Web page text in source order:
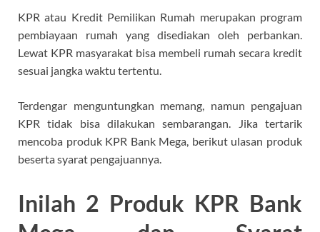
KPR atau Kredit Pemilikan Rumah merupakan program
pembiayaan rumah yang disediakan oleh perbankan.
Lewat KPR masyarakat bisa membeli rumah secara kredit
sesuai jangka waktu tertentu.
Terdengar menguntungkan memang, namun pengajuan
KPR tidak bisa dilakukan sembarangan. Jika tertarik
mencoba produk KPR Bank Mega, berikut ulasan produk
beserta syarat pengajuannya.
Inilah 2 Produk KPR Bank